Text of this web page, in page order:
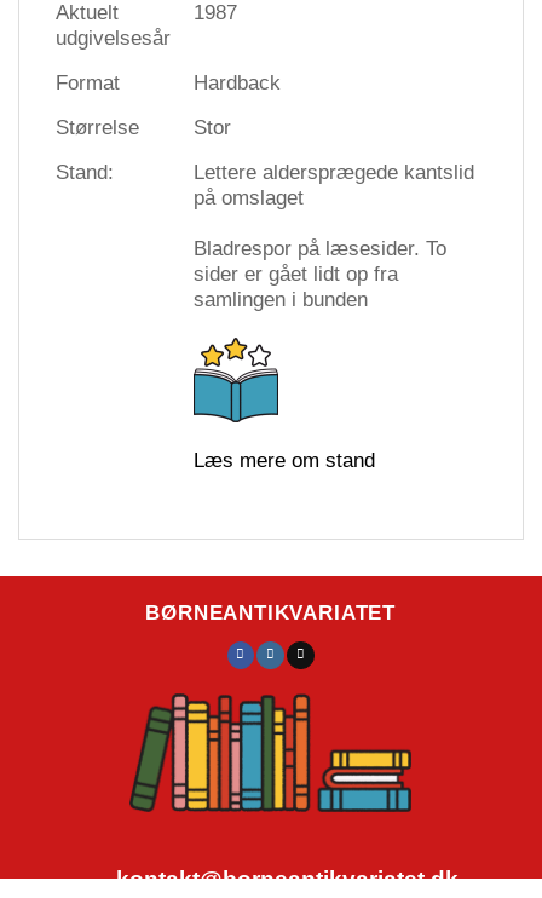
Aktuelt
udgivelsesår
1987
Format
Hardback
Størrelse
Stor
Stand:
Lettere aldersprægede kantslid
på omslaget
Bladrespor på læsesider. To
sider er gået lidt op fra
samlingen i bunden
Læs mere om stand
BØRNEANTIKVARIATET
kontakt@borneantikvariatet.dk